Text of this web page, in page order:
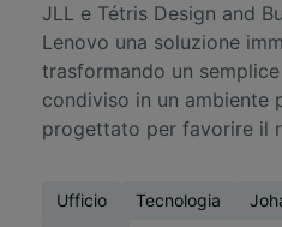
JLL e Tétris Design and
Lenovo una soluzione
trasformando un
condiviso in un ambiente
progettato per favorire il
Ufficio Tecnologia